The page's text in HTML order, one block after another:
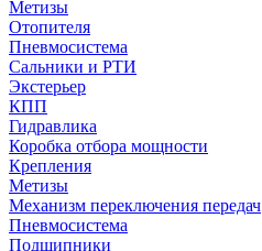
Метизы
Отопителя
Пневмосистема
Сальники и РТИ
Экстерьер
КПП
Гидравлика
Коробка отбора мощности
Крепления
Метизы
Механизм переключения передач
Пневмосистема
Подшипники